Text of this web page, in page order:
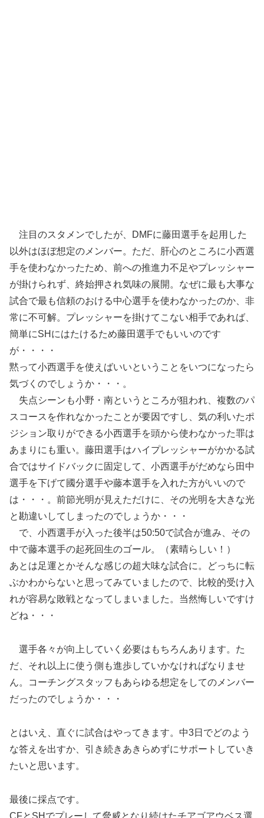
注目のスタメンでしたが、DMFに藤田選手を起用した
以外はほぼ想定のメンバー。ただ、肝心のところに小西選
手を使わなかったため、前への推進力不足やプレッシャー
が掛けられず、終始押され気味の展開。なぜに最も大事な
試合で最も信頼のおける中心選手を使わなかったのか、非
常に不可解。プレッシャーを掛けてこない相手であれば、
簡単にSHにはたけるため藤田選手でもいいのです
が・・・・
黙って小西選手を使えばいいということをいつになったら
気づくのでしょうか・・・。
失点シーンも小野・南というところが狙われ、複数のパ
スコースを作れなかったことが要因ですし、気の利いたポ
ジション取りができる小西選手を頭から使わなかった罪は
あまりにも重い。藤田選手はハイプレッシャーがかかる試
合ではサイドバックに固定して、小西選手がだめなら田中
選手を下げて國分選手や藤本選手を入れた方がいいので
は・・・。前節光明が見えただけに、その光明を大きな光
と勘違いしてしまったのでしょうか・・・
で、小西選手が入った後半は50:50で試合が進み、その
中で藤本選手の起死回生のゴール。（素晴らしい！）
あとは足運とかそんな感じの超大味な試合に。どっちに転
ぶかわからないと思ってみていましたので、比較的受け入
れが容易な敗戦となってしまいました。当然悔しいですけ
どね・・・
選手各々が向上していく必要はもちろんあります。た
だ、それ以上に使う側も進歩していかなければなりませ
ん。コーチングスタッフもあらゆる想定をしてのメンバー
だったのでしょうか・・・
とはいえ、直ぐに試合はやってきます。中3日でどのよう
な答えを出すか、引き続きあきらめずにサポートしていき
たいと思います。
最後に採点です。
CFとSHでプレーして脅威となり続けたチアゴアウベス選